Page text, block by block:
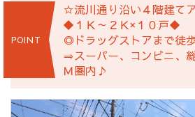
POINT
☆流川通り沿い４階建て
◆１Ｋ～２Ｋ×１０戸◆
◎ドラッグストアまで徒
⇒スーパー、コンビニ、
Ｍ圏内♪